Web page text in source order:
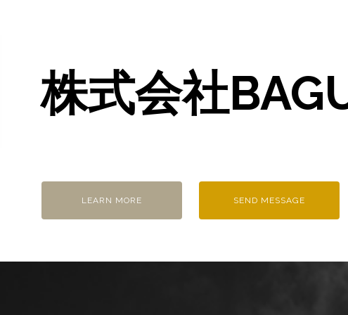
株式会社
LEARN MORE SEND MESSAGE